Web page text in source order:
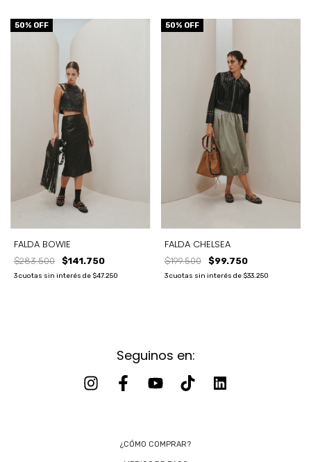
50% OFF
FALDA BOWIE
$283.500 $141.750
3cuotas sin interés de $47.250
50% OFF
FALDA CHELSEA
$199.500 $99.750
3 cuotas sin interés de $33.250
Seguinos en:
¿CÓMO COMPRAR?